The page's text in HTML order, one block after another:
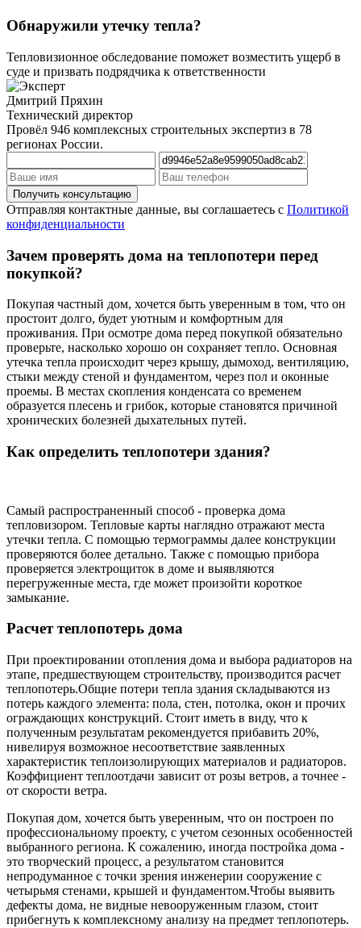
Обнаружили утечку тепла?
Тепловизионное обследование поможет возместить ущерб в
суде и призвать подрядчика к ответственности
Дмитрий Пряхин
Технический директор
Провёл 946 комплексных строительных экспертиз в 78
регионах России.
Отправляя контактные данные, вы соглашаетесь с Политикой
конфиденциальности
Зачем проверять дома на теплопотери перед
покупкой?
Покупая частный дом, хочется быть уверенным в том, что он
простоит долго, будет уютным и комфортным для
проживания. При осмотре дома перед покупкой обязательно
проверьте, насколько хорошо он сохраняет тепло. Основная
утечка тепла происходит через крышу, дымоход, вентиляцию,
стыки между стеной и фундаментом, через пол и оконные
проемы. В местах скопления конденсата со временем
образуется плесень и грибок, которые становятся причиной
хронических болезней дыхательных путей.
Как определить теплопотери здания?
Самый распространенный способ - проверка дома
тепловизором. Тепловые карты наглядно отражают места
утечки тепла. С помощью термограммы далее конструкции
проверяются более детально. Также с помощью прибора
проверяется электрощиток в доме и выявляются
перегруженные места, где может произойти короткое
замыкание.
Расчет теплопотерь дома
При проектировании отопления дома и выбора радиаторов на
этапе, предшествующем строительству, производится расчет
теплопотерь.Общие потери тепла здания складываются из
потерь каждого элемента: пола, стен, потолка, окон и прочих
ограждающих конструкций. Стоит иметь в виду, что к
полученным результатам рекомендуется прибавить 20%,
нивелируя возможное несоответствие заявленных
характеристик теплоизолирующих материалов и радиаторов.
Коэффициент теплоотдачи зависит от розы ветров, а точнее -
от скорости ветра.
Покупая дом, хочется быть уверенным, что он построен по
профессиональному проекту, с учетом сезонных особенностей
выбранного региона. К сожалению, иногда постройка дома -
это творческий процесс, а результатом становится
непродуманное с точки зрения инженерии сооружение с
четырьмя стенами, крышей и фундаментом.Чтобы выявить
дефекты дома, не видные невооруженным глазом, стоит
прибегнуть к комплексному анализу на предмет теплопотерь.